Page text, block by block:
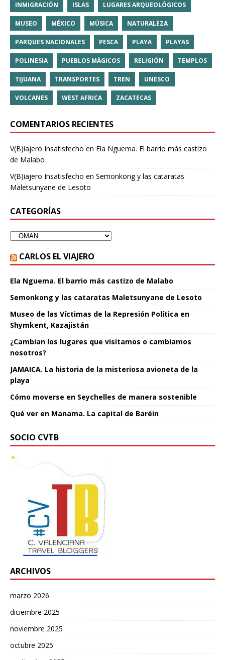
INMIGRACIÓN ISLAS LUGARES ARQUEOLÓGICOS
MUSEO MÉXICO MÚSICA NATURALEZA
PARQUES NACIONALES PESCA PLAYA PLAYAS
POLINESIA PUEBLOS MÁGICOS RELIGIÓN TEMPLOS
TIJUANA TRANSPORTES TREN UNESCO
VOLCANES WEST AFRICA ZACATECAS
COMENTARIOS RECIENTES
V(B)iajero Insatisfecho en Ela Nguema. El barrio más castizo
de Malabo
V(B)iajero Insatisfecho en Semonkong y las cataratas
Maletsunyane de Lesoto
CATEGORÍAS
CARLOS EL VIAJERO
Ela Nguema. El barrio más castizo de Malabo
Semonkong y las cataratas Maletsunyane de Lesoto
Museo de las Víctimas de la Represión Política en
Shymkent, Kazajistán
¿Cambian los lugares que visitamos o cambiamos
nosotros?
JAMAICA. La historia de la misteriosa avioneta de la
playa
Cómo moverse en Seychelles de manera sostenible
Qué ver en Manama. La capital de Baréin
SOCIO CVTB
ARCHIVOS
marzo 2026
diciembre 2025
noviembre 2025
octubre 2025